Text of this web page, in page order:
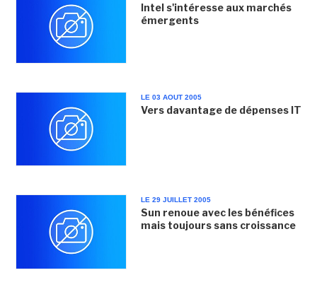
Intel s'intéresse aux marchés
émergents
LE 03 AOUT 2005
Vers davantage de dépenses IT
LE 29 JUILLET 2005
Sun renoue avec les bénéfices
mais toujours sans croissance